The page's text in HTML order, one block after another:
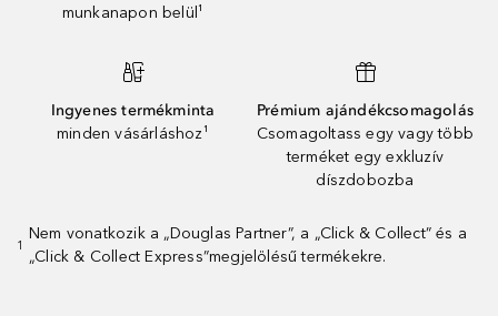
munkanapon belül¹
Ingyenes termékminta
minden vásárláshoz¹
Prémium ajándékcsomagolás
Csomagoltass egy vagy több
terméket egy exkluzív
díszdobozba
1
Nem vonatkozik a „Douglas Partner”, a „Click & Collect” és a
„Click & Collect Express”megjelölésű termékekre.